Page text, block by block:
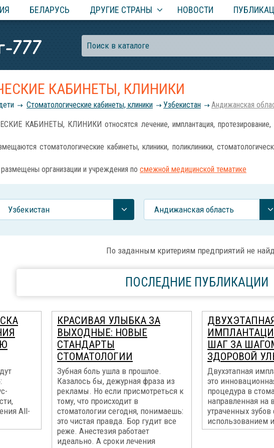
БЕЛАРУСЬ ДРУГИЕ СТРАНЫ НОВОСТИ
КАБИНЕТЫ, КЛИНИКИ
Стоматологические кабинеты, клиники Узбекистан Андижанская
КАБИНЕТЫ, КЛИНИКИ относятся лечение, имплантация, протезирование,
стоматологические кабинеты, клиники, поликлиники,
организации и учреждения по смежной медицинской тематике
Узбекистан Андижанская область
По заданным критериям предприятий не
ПОСЛЕДНИЕ ПУБЛИКАЦИИ
All-
КРАСИВАЯ УЛЫБКА ЗА
ВЫХОДНЫЕ: НОВЫЕ
СТАНДАРТЫ
СТОМАТОЛОГИИ
Зубная боль ушла в прошлое.
Казалось бы, дежурная фраза из
рекламы. Но если присмотреться к
тому, что происходит в
стоматологии сегодня, понимаешь:
это чистая правда. Бор гудит все
реже. Анестезия работает
идеально. А сроки лечения
ШАГ ЗА
ЗДОРОВОЙ
Двухэтапная
это
процедура в
направленная на
утраченных зубов
использованием